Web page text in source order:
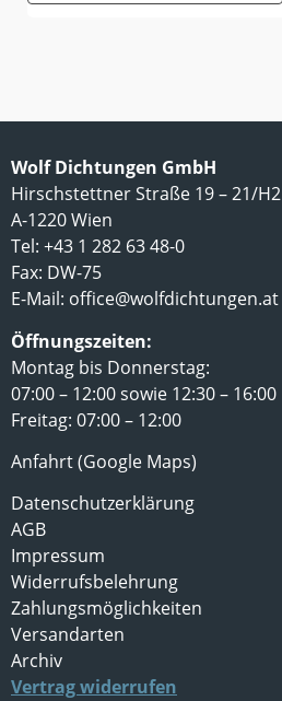
Wolf Dichtungen GmbH
Hirschstettner Straße 19 – 21/H2
A-1220 Wien
Tel: +43 1 282 63 48-0
Fax: DW-75
E-Mail: office@wolfdichtungen.at
Öffnungszeiten:
Montag bis Donnerstag:
07:00 – 12:00 sowie 12:30 – 16:00
Freitag: 07:00 – 12:00
Anfahrt (Google Maps)
Datenschutzerklärung
AGB
Impressum
Widerrufsbelehrung
Zahlungsmöglichkeiten
Versandarten
Archiv
Vertrag widerrufen